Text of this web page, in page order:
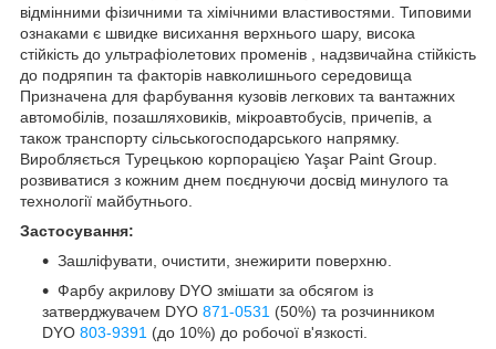
відмінними фізичними та хімічними властивостями. Типовими
ознаками є швидке висихання верхнього шару, висока
стійкість до ультрафіолетових променів , надзвичайна стійкість
до подряпин та факторів навколишнього середовища
Призначена для фарбування кузовів легкових та вантажних
автомобілів, позашляховиків, мікроавтобусів, причепів, а
також транспорту сільськогосподарського напрямку.
Виробляється Турецькою корпорацією Yaşar Paint Group.
розвиватися з кожним днем поєднуючи досвід минулого та
технології майбутнього.
Застосування:
Зашліфувати, очистити, знежирити поверхню.
Фарбу акрилову DYO змішати за обсягом із
затверджувачем DYO 871-0531 (50%) та розчинником
DYO 803-9391 (до 10%) до робочої в'язкості.